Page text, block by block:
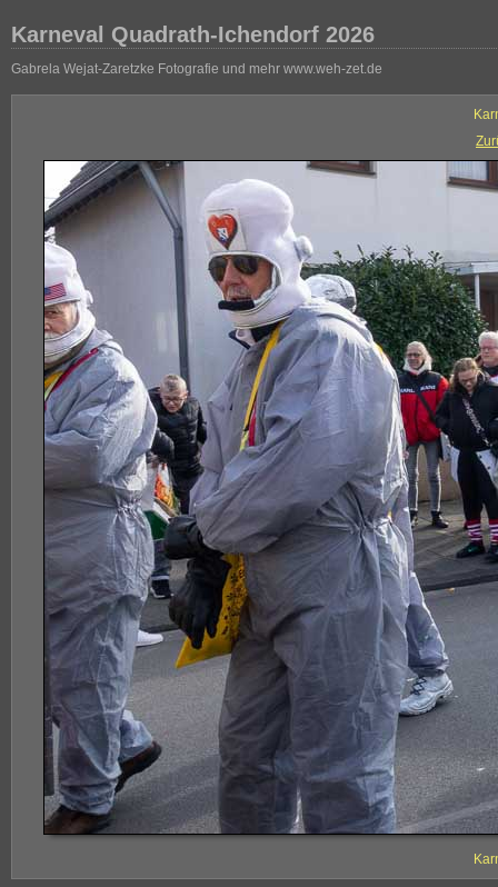
Karneval Quadrath-Ichendorf 2026
Gabrela Wejat-Zaretzke Fotografie und mehr www.weh-zet.de